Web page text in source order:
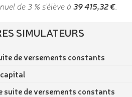
de 3 % s'élève à 39 415,32 €
SIMULATEURS
de versements constants
suite de versements constants